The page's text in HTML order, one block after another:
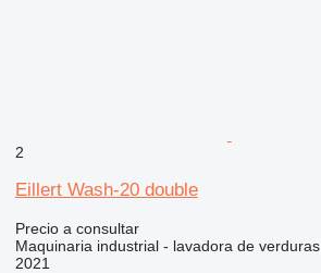
2
Eillert Wash-20 double
Precio a consultar
Maquinaria industrial - lavadora de verduras
2021